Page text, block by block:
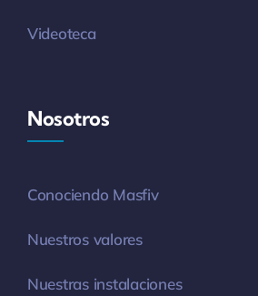
Videoteca
Nosotros
Conociendo Masfiv
Nuestros valores
Nuestras instalaciones